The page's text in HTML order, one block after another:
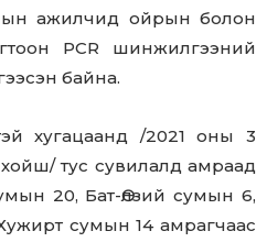
ажилчид ойрын болон
PCR шинжилгээний
байна.
хугацаанд /2021 оны 3
тус сувилалд амраад
20, Бат-Өлзий сумын 6,
сумын 14 амрагчаас